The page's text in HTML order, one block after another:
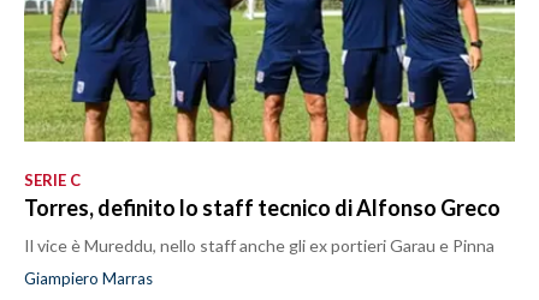
SERIE C
Torres, definito lo staff tecnico di Alfonso Greco
Il vice è Mureddu, nello staff anche gli ex portieri Garau e Pinna
Giampiero Marras